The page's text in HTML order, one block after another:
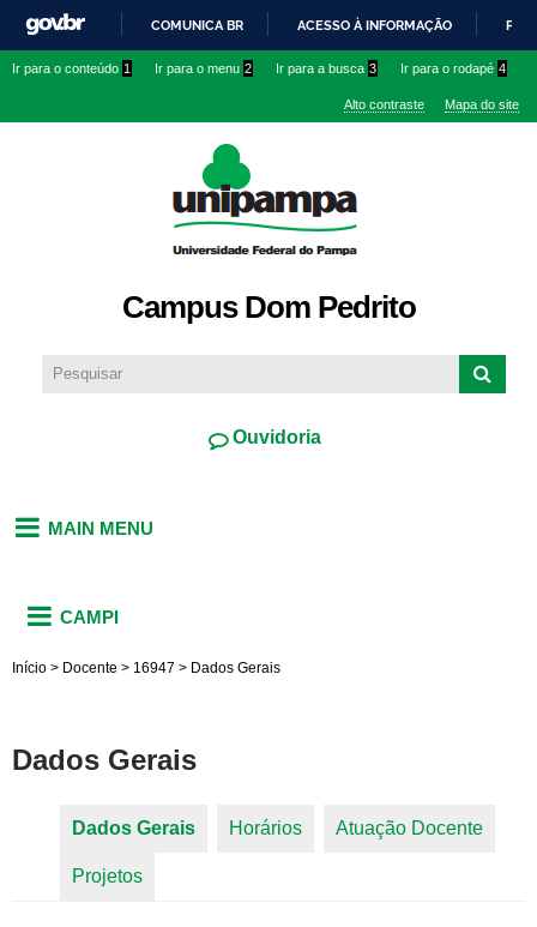
conteúdo
IR
O
COMUNICA BR ACESSO À INFORMAÇÃO
Ir para o conteúdo 1 Ir para o menu 2 Ir para a busca 3 Ir para o rodapé 4
Alto contraste Mapa do site
Campus Dom Pedrito
Ouvidoria
MAIN MENU
CAMPI
Início > Docente > 16947 > Dados Gerais
Dados Gerais
Dados Gerais (aba ativa)
Horários Atuação Docente
Projetos